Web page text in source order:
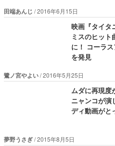
田端あんじ 2016年6月15日
映画『タイタ
ミスのヒッ
に！ コーラ
を発見
鷺ノ宮やよい 2016年5月25日
ムダに再現
ニャンコが演
ディ動画がと
夢野うさぎ 2015年8月5日